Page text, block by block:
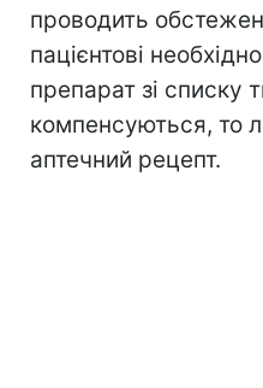
проводить
пацієнтові
препарат зі списку
компенсуються, то
аптечний рецепт.